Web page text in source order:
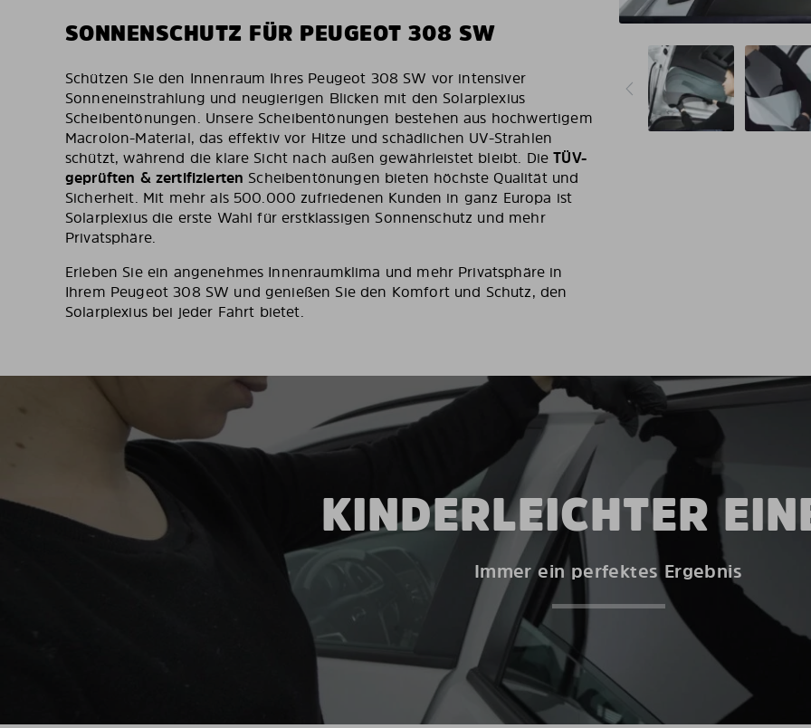
SONNENSCHUTZ FÜR PEUGEOT 308 SW
Schützen Sie den Innenraum Ihres Peugeot 308 SW vor intensiver
Sonneneinstrahlung und neugierigen Blicken mit den Solarplexius
Scheibentönungen. Unsere Scheibentönungen bestehen aus hochwertigem
Macrolon-Material, das effektiv vor Hitze und schädlichen UV-Strahlen
schützt, während die klare Sicht nach außen gewährleistet bleibt. DieTÜV-
geprüften & zertifizierten Scheibentönungen bieten höchste Qualität und
Sicherheit. Mit mehr als 500.000 zufriedenen Kunden in ganz Europa ist
Solarplexius die erste Wahl für erstklassigen Sonnenschutz und mehr
Privatsphäre.
Erleben Sie ein angenehmes Innenraumklima und mehr Privatsphäre in
Ihrem Peugeot 308 SW und genießen Sie den Komfort und Schutz, den
Solarplexius bei jeder Fahrt bietet.
KINDERLEICHTER
Immer ein perfektes Ergebnis